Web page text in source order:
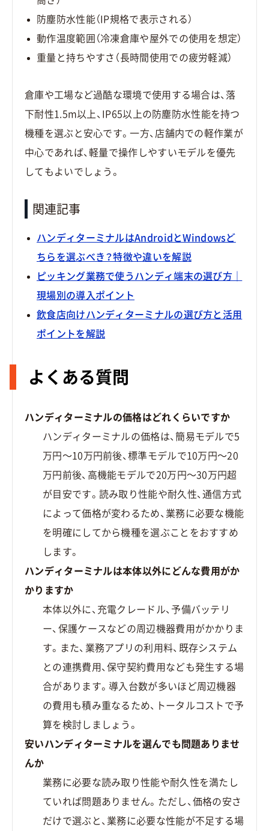
防塵防水性能（IP規格で表示される）
動作温度範囲（冷凍倉庫や屋外での使用を想定）
重量と持ちやすさ（長時間使用での疲労軽減）
倉庫や工場など過酷な環境で使用する場合は、落
下耐性1.5m以上、IP65以上の防塵防水性能を持つ
機種を選ぶと安心です。一方、店舗内での軽作業が
中心であれば、軽量で操作しやすいモデルを優先
してもよいでしょう。
関連記事
ハンディターミナルはAndroidとWindowsど
ちらを選ぶべき？特徴や違いを解説
ピッキング業務で使うハンディ端末の選び方｜
現場別の導入ポイント
飲食店向けハンディターミナルの選び方と活用
ポイントを解説
よくある質問
ハンディターミナルの価格はどれくらいですか
ハンディターミナルの価格は、簡易モデルで5
万円〜10万円前後、標準モデルで10万円〜20
万円前後、高機能モデルで20万円〜30万円超
が目安です。読み取り性能や耐久性、通信方式
によって価格が変わるため、業務に必要な機能
を明確にしてから機種を選ぶことをおすすめ
します。
ハンディターミナルは本体以外にどんな費用がか
かりますか
本体以外に、充電クレードル、予備バッテリ
ー、保護ケースなどの周辺機器費用がかかりま
す。また、業務アプリの利用料、既存システム
との連携費用、保守契約費用なども発生する場
合があります。導入台数が多いほど周辺機器
の費用も積み重なるため、トータルコストで予
算を検討しましょう。
安いハンディターミナルを選んでも問題ありませ
んか
業務に必要な読み取り性能や耐久性を満たし
ていれば問題ありません。ただし、価格の安さ
だけで選ぶと、業務に必要な性能が不足する場